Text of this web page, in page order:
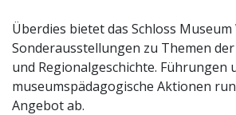
Überdies bietet das Schloss
Sonderausstellungen zu Themen
und Regionalgeschichte. Führungen
museumspädagogische Aktionen
Angebot ab.